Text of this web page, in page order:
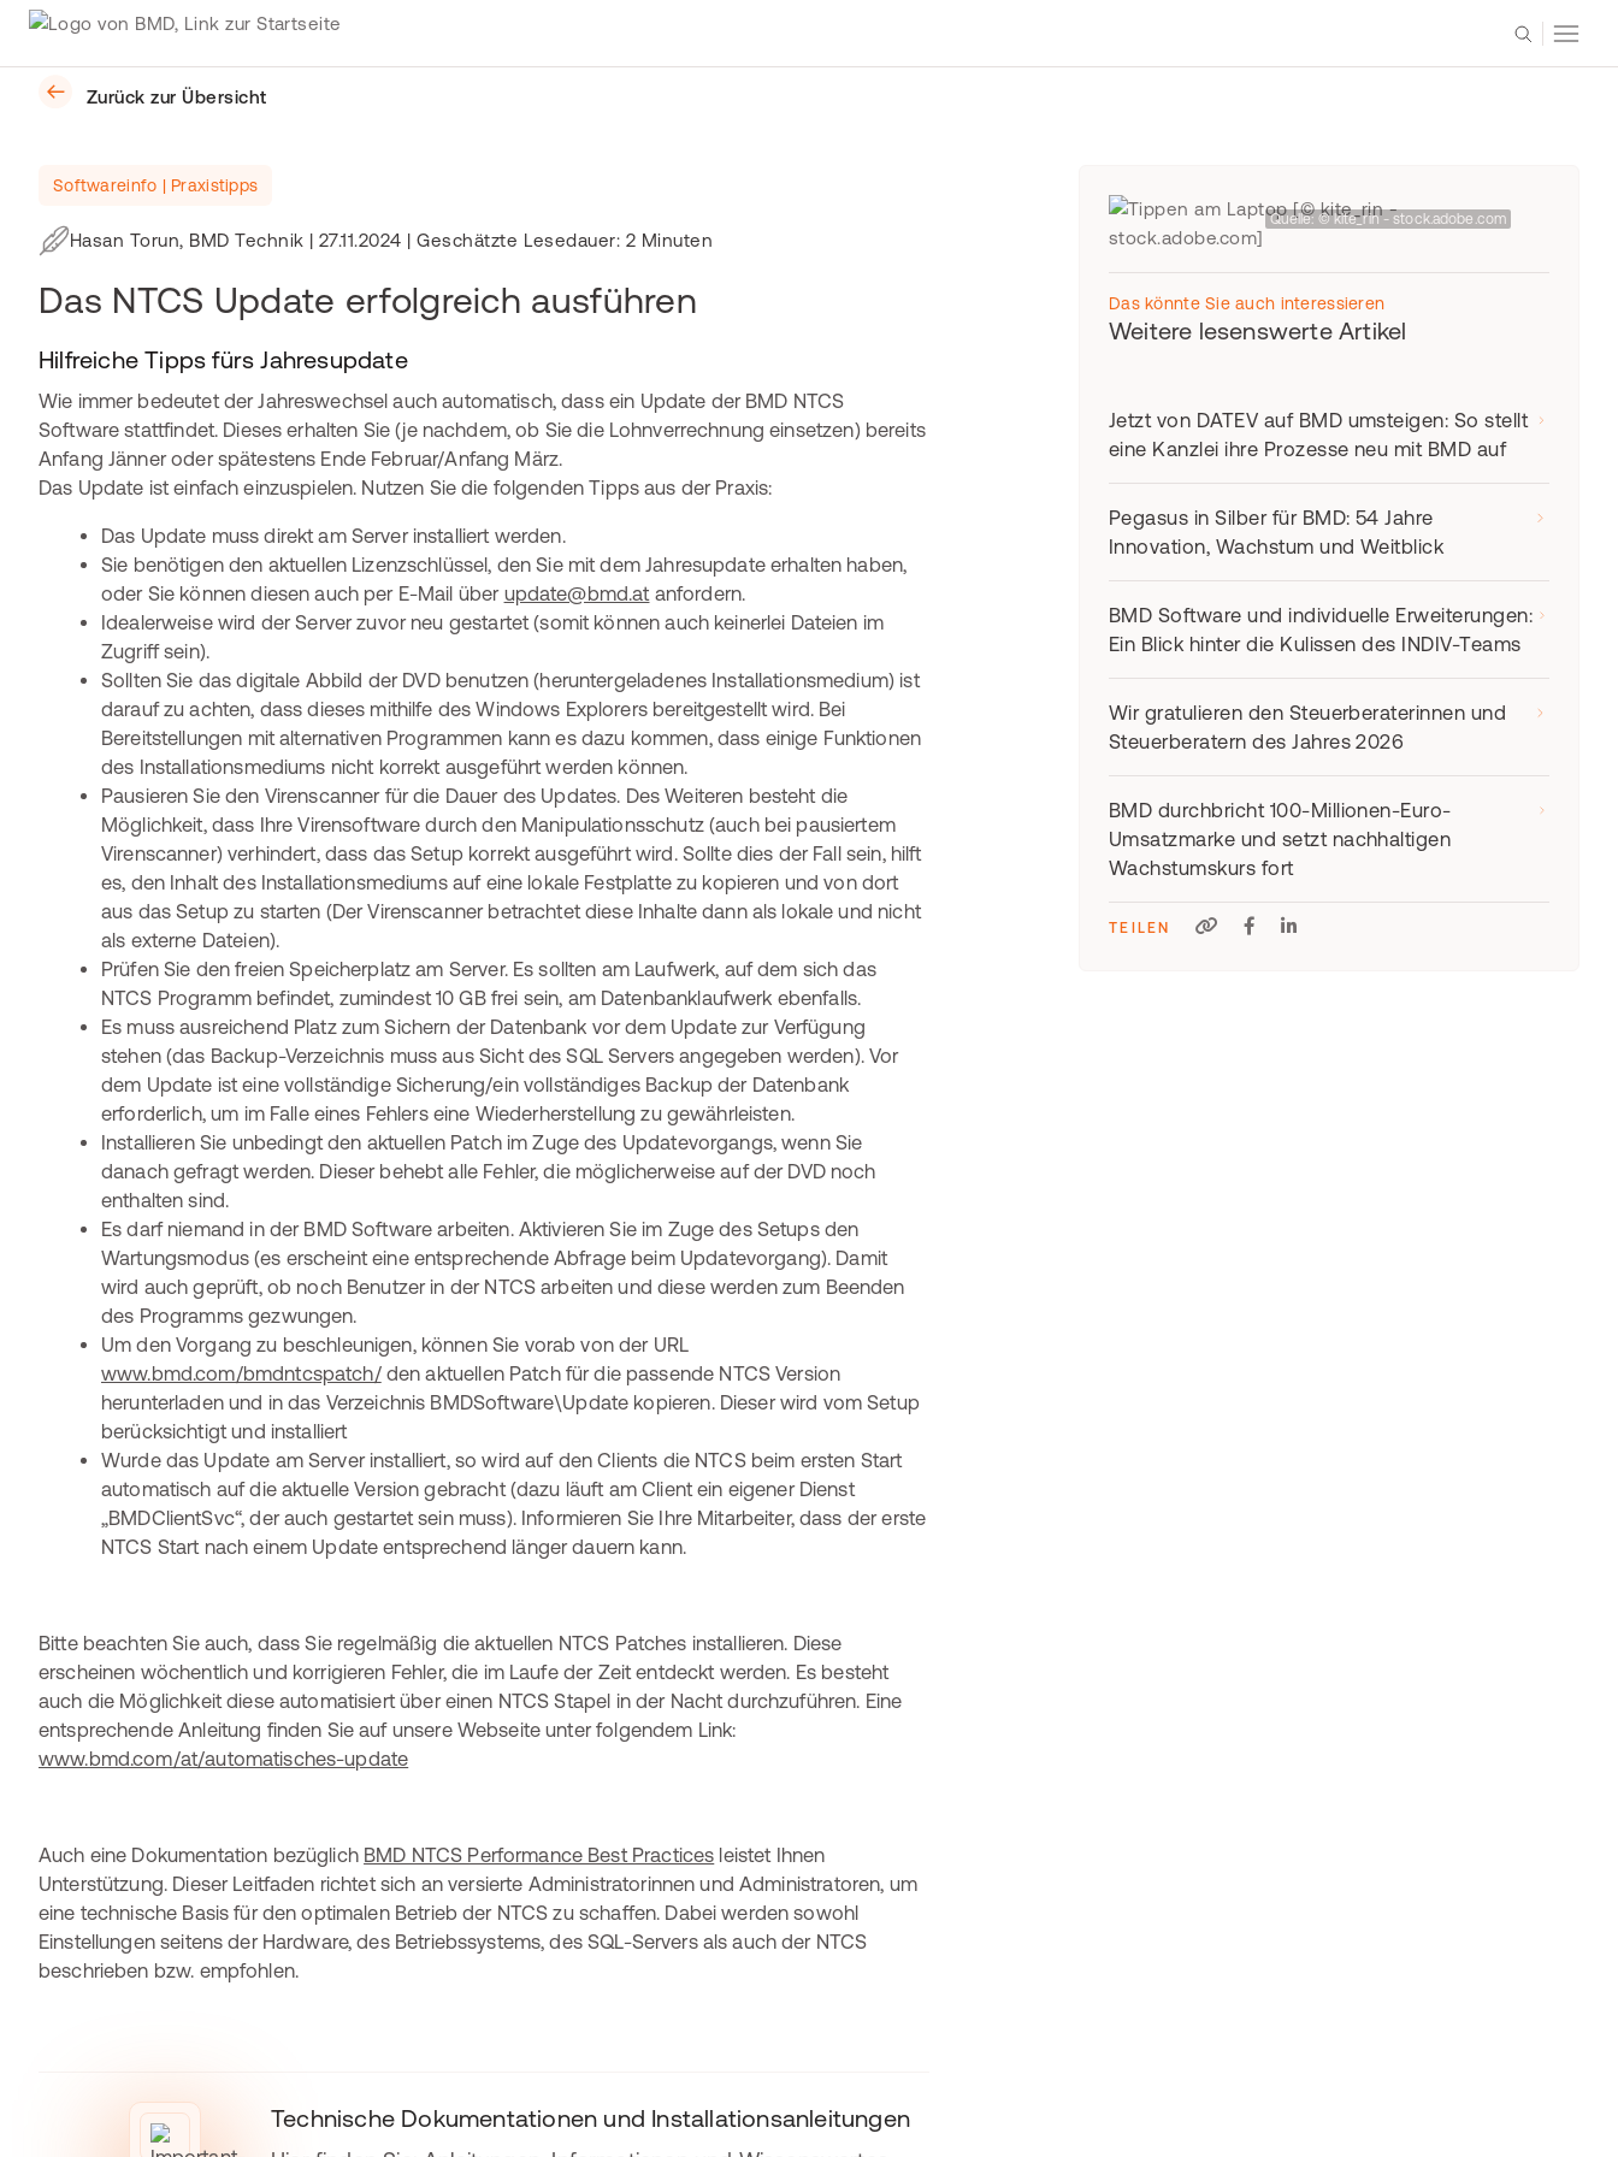
Zurück zur Übersicht
Softwareinfo | Praxistipps
Hasan Torun, BMD Technik | 27.11.2024 | Geschätzte Lesedauer: 2 Minuten
Das NTCS Update erfolgreich ausführen
Hilfreiche Tipps fürs Jahresupdate
Wie immer bedeutet der Jahreswechsel auch automatisch, dass ein Update der BMD NTCS
Software stattfindet. Dieses erhalten Sie (je nachdem, ob Sie die Lohnverrechnung einsetzen) bereits
Anfang Jänner oder spätestens Ende Februar/Anfang März.
Das Update ist einfach einzuspielen. Nutzen Sie die folgenden Tipps aus der Praxis:
Das Update muss direkt am Server installiert werden.
Sie benötigen den aktuellen Lizenzschlüssel, den Sie mit dem Jahresupdate erhalten haben,
oder Sie können diesen auch per E-Mail über update@bmd.at anfordern.
Idealerweise wird der Server zuvor neu gestartet (somit können auch keinerlei Dateien im
Zugriff sein).
Sollten Sie das digitale Abbild der DVD benutzen (heruntergeladenes Installationsmedium) ist
darauf zu achten, dass dieses mithilfe des Windows Explorers bereitgestellt wird. Bei
Bereitstellungen mit alternativen Programmen kann es dazu kommen, dass einige Funktionen
des Installationsmediums nicht korrekt ausgeführt werden können.
Pausieren Sie den Virenscanner für die Dauer des Updates. Des Weiteren besteht die
Möglichkeit, dass Ihre Virensoftware durch den Manipulationsschutz (auch bei pausiertem
Virenscanner) verhindert, dass das Setup korrekt ausgeführt wird. Sollte dies der Fall sein, hilft
es, den Inhalt des Installationsmediums auf eine lokale Festplatte zu kopieren und von dort
aus das Setup zu starten (Der Virenscanner betrachtet diese Inhalte dann als lokale und nicht
als externe Dateien).
Prüfen Sie den freien Speicherplatz am Server. Es sollten am Laufwerk, auf dem sich das
NTCS Programm befindet, zumindest 10 GB frei sein, am Datenbanklaufwerk ebenfalls.
Es muss ausreichend Platz zum Sichern der Datenbank vor dem Update zur Verfügung
stehen (das Backup-Verzeichnis muss aus Sicht des SQL Servers angegeben werden). Vor
dem Update ist eine vollständige Sicherung/ein vollständiges Backup der Datenbank
erforderlich, um im Falle eines Fehlers eine Wiederherstellung zu gewährleisten.
Installieren Sie unbedingt den aktuellen Patch im Zuge des Updatevorgangs, wenn Sie
danach gefragt werden. Dieser behebt alle Fehler, die möglicherweise auf der DVD noch
enthalten sind.
Es darf niemand in der BMD Software arbeiten. Aktivieren Sie im Zuge des Setups den
Wartungsmodus (es erscheint eine entsprechende Abfrage beim Updatevorgang). Damit
wird auch geprüft, ob noch Benutzer in der NTCS arbeiten und diese werden zum Beenden
des Programms gezwungen.
Um den Vorgang zu beschleunigen, können Sie vorab von der URL
www.bmd.com/bmdntcspatch/den aktuellen Patch für die passende NTCS Version
herunterladen und in das Verzeichnis BMDSoftware\Update kopieren. Dieser wird vom Setup
berücksichtigt und installiert
Wurde das Update am Server installiert, so wird auf den Clients die NTCS beim ersten Start
automatisch auf die aktuelle Version gebracht (dazu läuft am Client ein eigener Dienst
„BMDClientSvc“, der auch gestartet sein muss). Informieren Sie Ihre Mitarbeiter, dass der erste
NTCS Start nach einem Update entsprechend länger dauern kann.
Bitte beachten Sie auch, dass Sie regelmäßig die aktuellen NTCS Patches installieren. Diese
erscheinen wöchentlich und korrigieren Fehler, die im Laufe der Zeit entdeckt werden. Es besteht
auch die Möglichkeit diese automatisiert über einen NTCS Stapel in der Nacht durchzuführen. Eine
entsprechende Anleitung finden Sie auf unsere Webseite unter folgendem Link:
www.bmd.com/at/automatisches-update
Auch eine Dokumentation bezüglich BMD NTCS Performance Best Practices leistet Ihnen
Unterstützung. Dieser Leitfaden richtet sich an versierte Administratorinnen und Administratoren, um
eine technische Basis für den optimalen Betrieb der NTCS zu schaffen. Dabei werden sowohl
Einstellungen seitens der Hardware, des Betriebssystems, des SQL-Servers als auch der NTCS
beschrieben bzw. empfohlen.
Technische Dokumentationen und Installationsanleitungen
Quelle: © kite_rin - stock.adobe.com
Das könnte Sie auch interessieren
Weitere lesenswerte Artikel
Jetzt von DATEV auf BMD umsteigen: So stellt
eine Kanzlei ihre Prozesse neu mit BMD auf
Pegasus in Silber für BMD: 54 Jahre
Innovation, Wachstum und Weitblick
BMD Software und individuelle Erweiterungen:
Ein Blick hinter die Kulissen des INDIV-Teams
Wir gratulieren den Steuerberaterinnen und
Steuerberatern des Jahres 2026
BMD durchbricht 100-Millionen-Euro-
Umsatzmarke und setzt nachhaltigen
Wachstumskurs fort
TEILEN